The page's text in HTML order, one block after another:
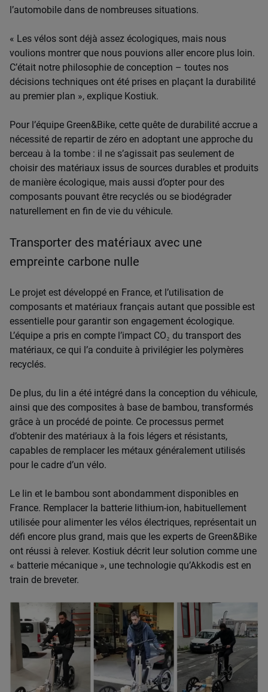
l’automobile dans de nombreuses situations.
« Les vélos sont déjà assez écologiques, mais nous
voulions montrer que nous pouvions aller encore plus loin.
C’était notre philosophie de conception – toutes nos
décisions techniques ont été prises en plaçant la durabilité
au premier plan », explique Kostiuk.
Pour l’équipe Green&Bike, cette quête de durabilité accrue a
nécessité de repartir de zéro en adoptant une approche du
berceau à la tombe : il ne s’agissait pas seulement de
choisir des matériaux issus de sources durables et produits
de manière écologique, mais aussi d’opter pour des
composants pouvant être recyclés ou se biodégrader
naturellement en fin de vie du véhicule.
Transporter des matériaux avec une
empreinte carbone nulle
Le projet est développé en France, et l’utilisation de
composants et matériaux français autant que possible est
essentielle pour garantir son engagement écologique.
L’équipe a pris en compte l’impact CO₂ du transport des
matériaux, ce qui l’a conduite à privilégier les polymères
recyclés.
De plus, du lin a été intégré dans la conception du véhicule,
ainsi que des composites à base de bambou, transformés
grâce à un procédé de pointe. Ce processus permet
d’obtenir des matériaux à la fois légers et résistants,
capables de remplacer les métaux généralement utilisés
pour le cadre d’un vélo.
Le lin et le bambou sont abondamment disponibles en
France. Remplacer la batterie lithium-ion, habituellement
utilisée pour alimenter les vélos électriques, représentait un
défi encore plus grand, mais que les experts de Green&Bike
ont réussi à relever. Kostiuk décrit leur solution comme une
« batterie mécanique », une technologie qu’Akkodis est en
train de breveter.